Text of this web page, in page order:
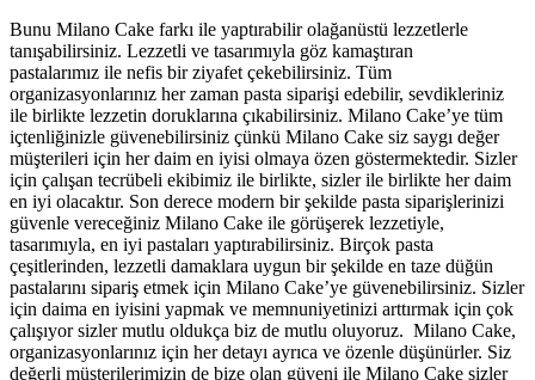
Bunu Milano Cake farkı ile yaptırabilir olağanüstü lezzetlerle
tanışabilirsiniz. Lezzetli ve tasarımıyla göz kamaştıran
pastalarımız ile nefis bir ziyafet çekebilirsiniz. Tüm
organizasyonlarınız her zaman pasta siparişi edebilir, sevdikleriniz
ile birlikte lezzetin doruklarına çıkabilirsiniz. Milano Cake’ye tüm
içtenliğinizle güvenebilirsiniz çünkü Milano Cake siz saygı değer
müşterileri için her daim en iyisi olmaya özen göstermektedir. Sizler
için çalışan tecrübeli ekibimiz ile birlikte, sizler ile birlikte her daim
en iyi olacaktır. Son derece modern bir şekilde pasta siparişlerinizi
güvenle vereceğiniz Milano Cake ile görüşerek lezzetiyle,
tasarımıyla, en iyi pastaları yaptırabilirsiniz. Birçok pasta
çeşitlerinden, lezzetli damaklara uygun bir şekilde en taze düğün
pastalarını sipariş etmek için Milano Cake’ye güvenebilirsiniz. Sizler
için daima en iyisini yapmak ve memnuniyetinizi arttırmak için çok
çalışıyor sizler mutlu oldukça biz de mutlu oluyoruz. Milano Cake,
organizasyonlarınız için her detayı ayrıca ve özenle düşünürler. Siz
değerli müşterilerimizin de bize olan güveni ile Milano Cake sizler